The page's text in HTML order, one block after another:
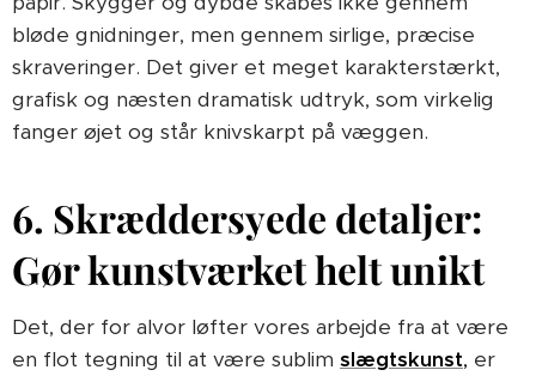
bløde gnidninger, men gennem sirlige, præcise
skraveringer. Det giver et meget karakterstærkt,
grafisk og næsten dramatisk udtryk, som virkelig
fanger øjet og står knivskarpt på væggen.
6. Skræddersyede detaljer:
Gør kunstværket helt unikt
Det, der for alvor løfter vores arbejde fra at være
en flot tegning til at være sublim slægtskunst, er